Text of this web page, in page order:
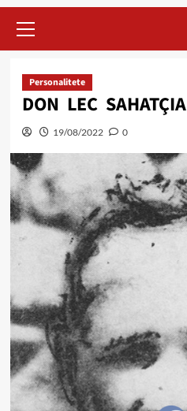
Menu
Personalitete
DON LEC SAHATÇIA
19/08/2022 0